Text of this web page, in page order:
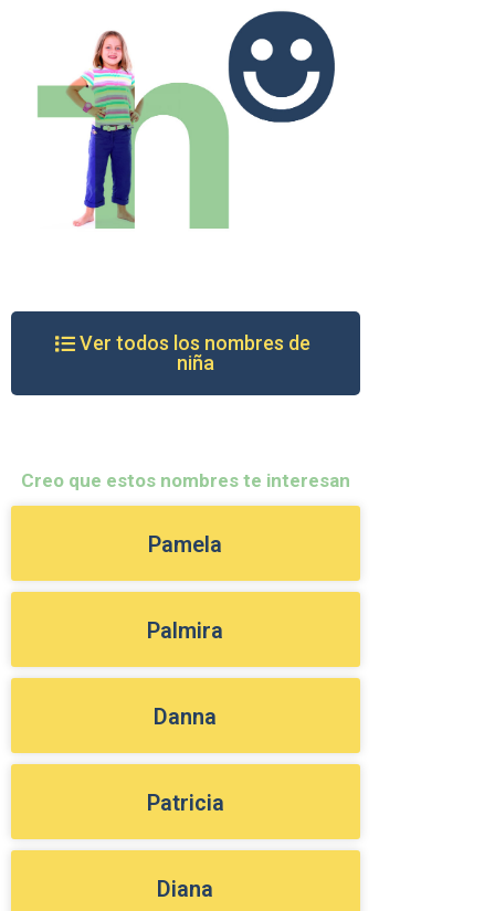
Ver todos los nombres de
niña
Creo que estos nombres te interesan
Pamela
Palmira
Danna
Patricia
Diana